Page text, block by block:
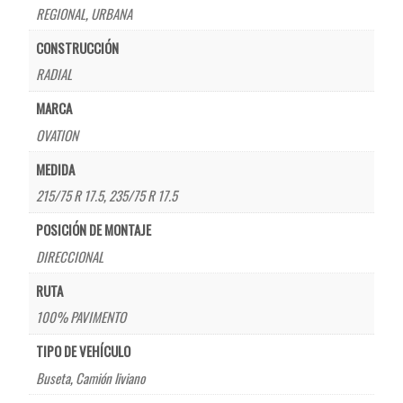
REGIONAL,URBANA
CONSTRUCCIÓN
RADIAL
MARCA
OVATION
MEDIDA
215/75 R 17.5,235/75 R 17.5
POSICIÓN DE MONTAJE
DIRECCIONAL
RUTA
100% PAVIMENTO
TIPO DE VEHÍCULO
Buseta,Camión liviano